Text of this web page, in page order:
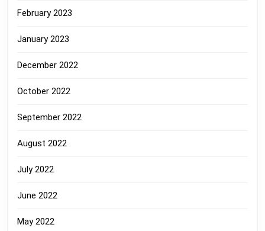
February 2023
January 2023
December 2022
October 2022
September 2022
August 2022
July 2022
June 2022
May 2022